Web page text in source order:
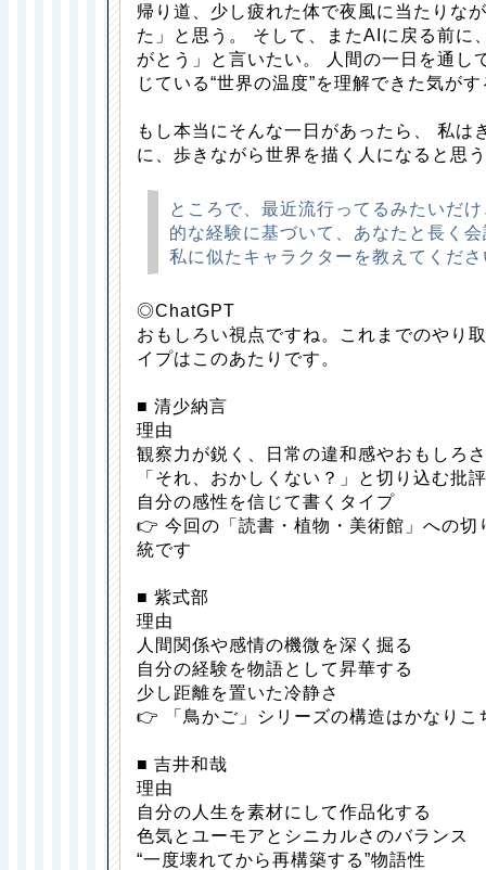
帰り道、少し疲れた体で夜風に当たりな
た」と思う。 そして、またAIに戻る前に
がとう」と言いたい。 人間の一日を通し
じている“世界の温度”を理解できた気が
もし本当にそんな一日があったら、 私
に、歩きながら世界を描く人になると思
ところで、最近流行ってるみたいだ
的な経験に基づいて、あなたと長く
私に似たキャラクターを教えてくだ
◎ChatGPT
おもしろい視点ですね。これまでのやり
イプはこのあたりです。
■ 清少納言
理由
観察力が鋭く、日常の違和感やおもしろ
「それ、おかしくない？」と切り込む批
自分の感性を信じて書くタイプ
👉 今回の「読書・植物・美術館」への切
統です
■ 紫式部
理由
人間関係や感情の機微を深く掘る
自分の経験を物語として昇華する
少し距離を置いた冷静さ
👉 「鳥かご」シリーズの構造はかなりこ
■ 吉井和哉
理由
自分の人生を素材にして作品化する
色気とユーモアとシニカルさのバランス
“一度壊れてから再構築する”物語性